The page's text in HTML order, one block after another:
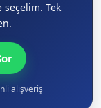
Tek
alışveriş